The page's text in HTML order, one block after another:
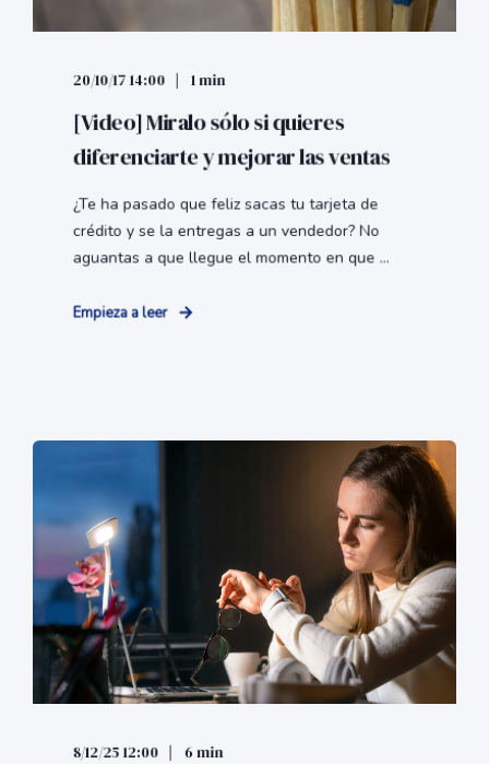
20/10/17 14:00 1 min
[Video] Miralo sólo si quieres
diferenciarte y mejorar las ventas
¿Te ha pasado que feliz sacas tu tarjeta de
crédito y se la entregas a un vendedor? No
aguantas a que llegue el momento en que ...
Empieza a leer
8/12/25 12:00 6 min